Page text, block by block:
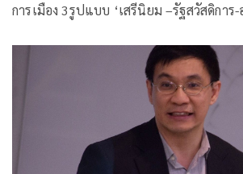
การเมือง 3รูปแบบ ‘เสรีนิยม –รัฐสวัสดิกา
เห็นผล 3 เดือนคืออัดฉีดเงินในรูปแบบต่างๆ
งาน แก้ปัญหาหนี้ครัวเรือน และหนี้ธุรกิจ แ
เงินหมุนเวียน ดร.เกียรติอนันต์ ชี้ ต้องระวัง
กลายเป็นเมล็ดพันธุ์ความเหลื่อมล้ำ